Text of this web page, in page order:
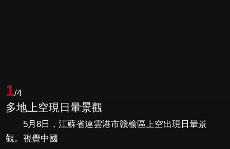
1/4
多地上空現日暈景觀
5月8日，江蘇省連雲港市贛榆區上空出現日暈景
觀。視覺中國